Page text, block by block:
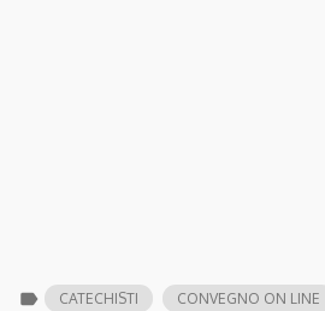
label CATECHISTI CONVEGNO ON LINE